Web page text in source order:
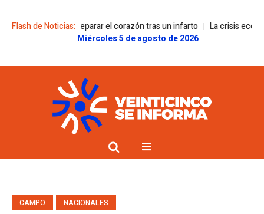
Flash de Noticias:
para reparar el corazón tras un infarto
La crisis económica
Miércoles 5 de agosto de 2026
CAMPO NACIONALES